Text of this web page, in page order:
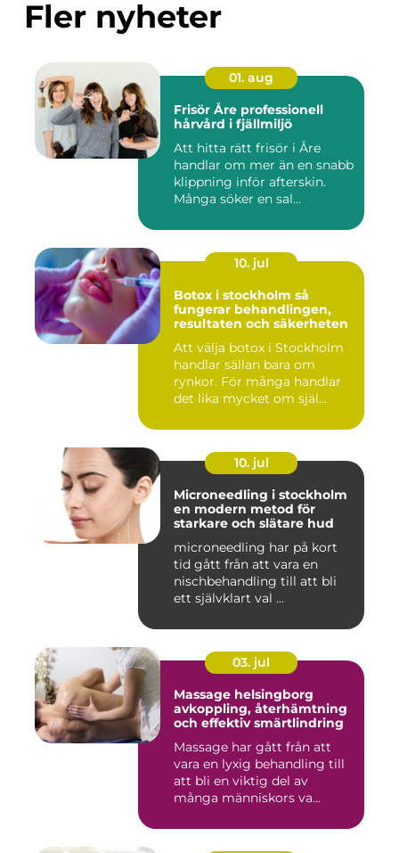
Fler nyheter
01. aug
Frisör Åre professionell
hårvård i fjällmiljö
Att hitta rätt frisör i Åre
handlar om mer än en snabb
klippning inför afterskin.
Många söker en sal...
10. jul
Botox i stockholm så
fungerar behandlingen,
resultaten och säkerheten
Att välja botox i Stockholm
handlar sällan bara om
rynkor. För många handlar
det lika mycket om själ...
10. jul
Microneedling i stockholm
en modern metod för
starkare och slätare hud
microneedling har på kort
tid gått från att vara en
nischbehandling till att bli
ett självklart val ...
03. jul
Massage helsingborg
avkoppling, återhämtning
och effektiv smärtlindring
Massage har gått från att
vara en lyxig behandling till
att bli en viktig del av
många människors va...